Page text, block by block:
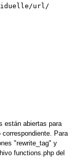
url/
están abiertas para
correspondiente. Para
"rewrite_tag" y
functions.php del